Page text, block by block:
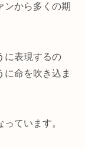
ンから多くの期
に表現するの
命を吹き込ま
ています。